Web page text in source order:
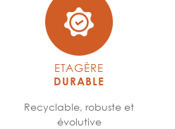
ETAGÈRE
DURABLE
Recyclable, robuste et
évolutive